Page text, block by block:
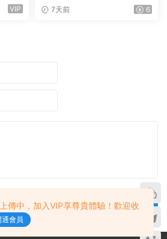
Edi
VIP
ugin Boutique – Scaler 3 v3.
7天前 6
提交
傳中，加入VIP享尊貴體驗！歡迎收
通會員